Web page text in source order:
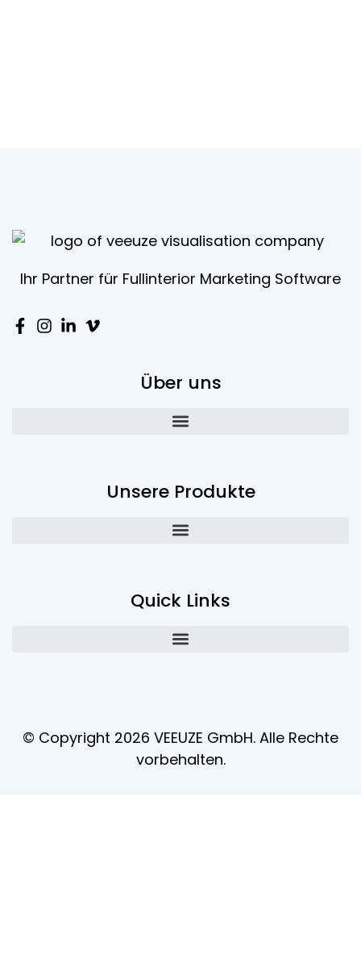
Ihr Partner für Fullinterior Marketing Software
Über uns
Unsere Produkte
Quick Links
© Copyright 2026 VEEUZE GmbH. Alle Rechte
vorbehalten.